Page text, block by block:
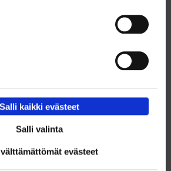
Salli kaikki evästeet
Salli valinta
evästeet
PALVELUTIEDOTTEET